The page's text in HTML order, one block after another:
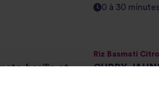
0 à 30
basilic et
Riz Basmati
CURRY